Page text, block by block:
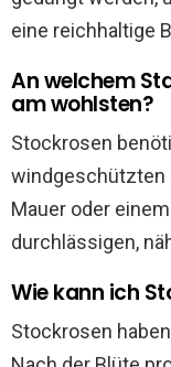
eine reichhaltige
An welchem
am wohlsten?
Stockrosen
windgeschützten
Mauer oder
durchlässigen,
Wie kann ich
Stockrosen